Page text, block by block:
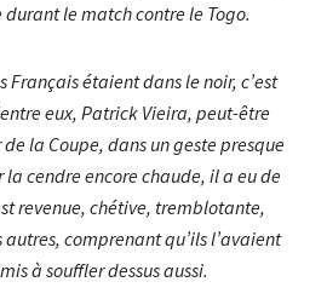
le match contre le Togo.
Français étaient dans le noir, c’est
eux, Patrick Vieira, peut-être
la Coupe, dans un geste presque
la cendre encore chaude, il a eu de
revenue, chétive, tremblotante,
comprenant qu’ils l’avaient
à souffler dessus aussi.